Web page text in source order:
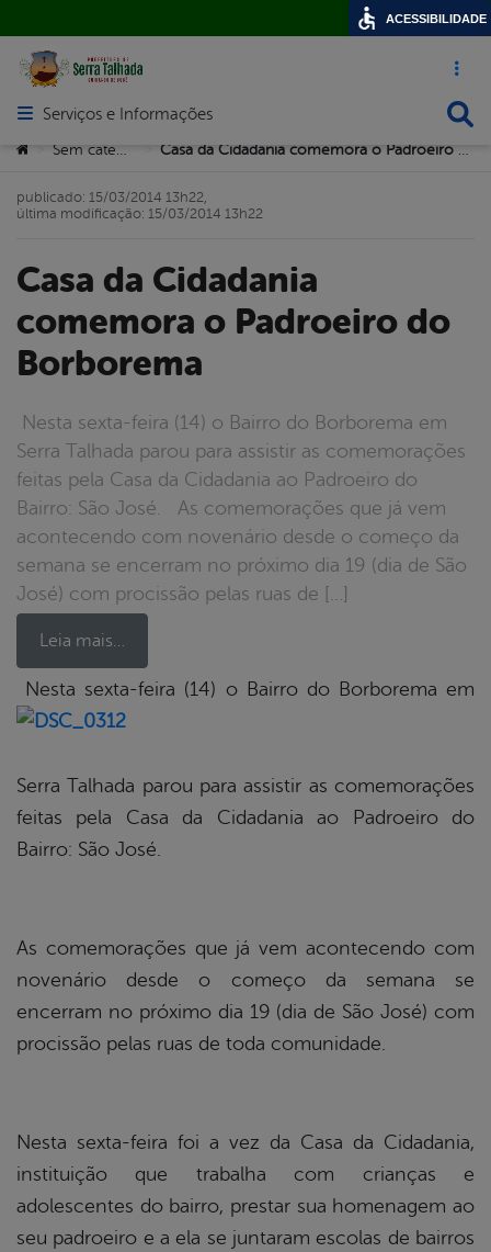
Acesso
Abrir menu principal de navegação
Serviços e Informações
Você está aqui:
> >
Casa da Cidadania
comemora o Padroeiro do
Borborema
Nesta sexta-feira (14) o Bairro do Borborema em
Serra Talhada parou para assistir as comemorações
feitas pela Casa da Cidadania ao Padroeiro do
Bairro: São José. As comemorações que já vem
acontecendo com novenário desde o começo da
semana se encerram no próximo dia 19 (dia de São
José) com procissão pelas ruas de […]
Leia mais…
publicado: 15/03/2014 13h22,
última modificação: 15/03/2014 13h22
Nesta sexta-feira (14) o Bairro do Borborema em
Serra Talhada parou para assistir as comemorações
feitas pela Casa da Cidadania ao Padroeiro do
Bairro: São José.
As comemorações que já vem acontecendo com
novenário desde o começo da semana se
encerram no próximo dia 19 (dia de São José) com
procissão pelas ruas de toda comunidade.
Nesta sexta-feira foi a vez da Casa da Cidadania,
instituição que trabalha com crianças e
adolescentes do bairro, prestar sua homenagem ao
seu padroeiro e a ela se juntaram escolas de bairros
ACESSIBILIDADE